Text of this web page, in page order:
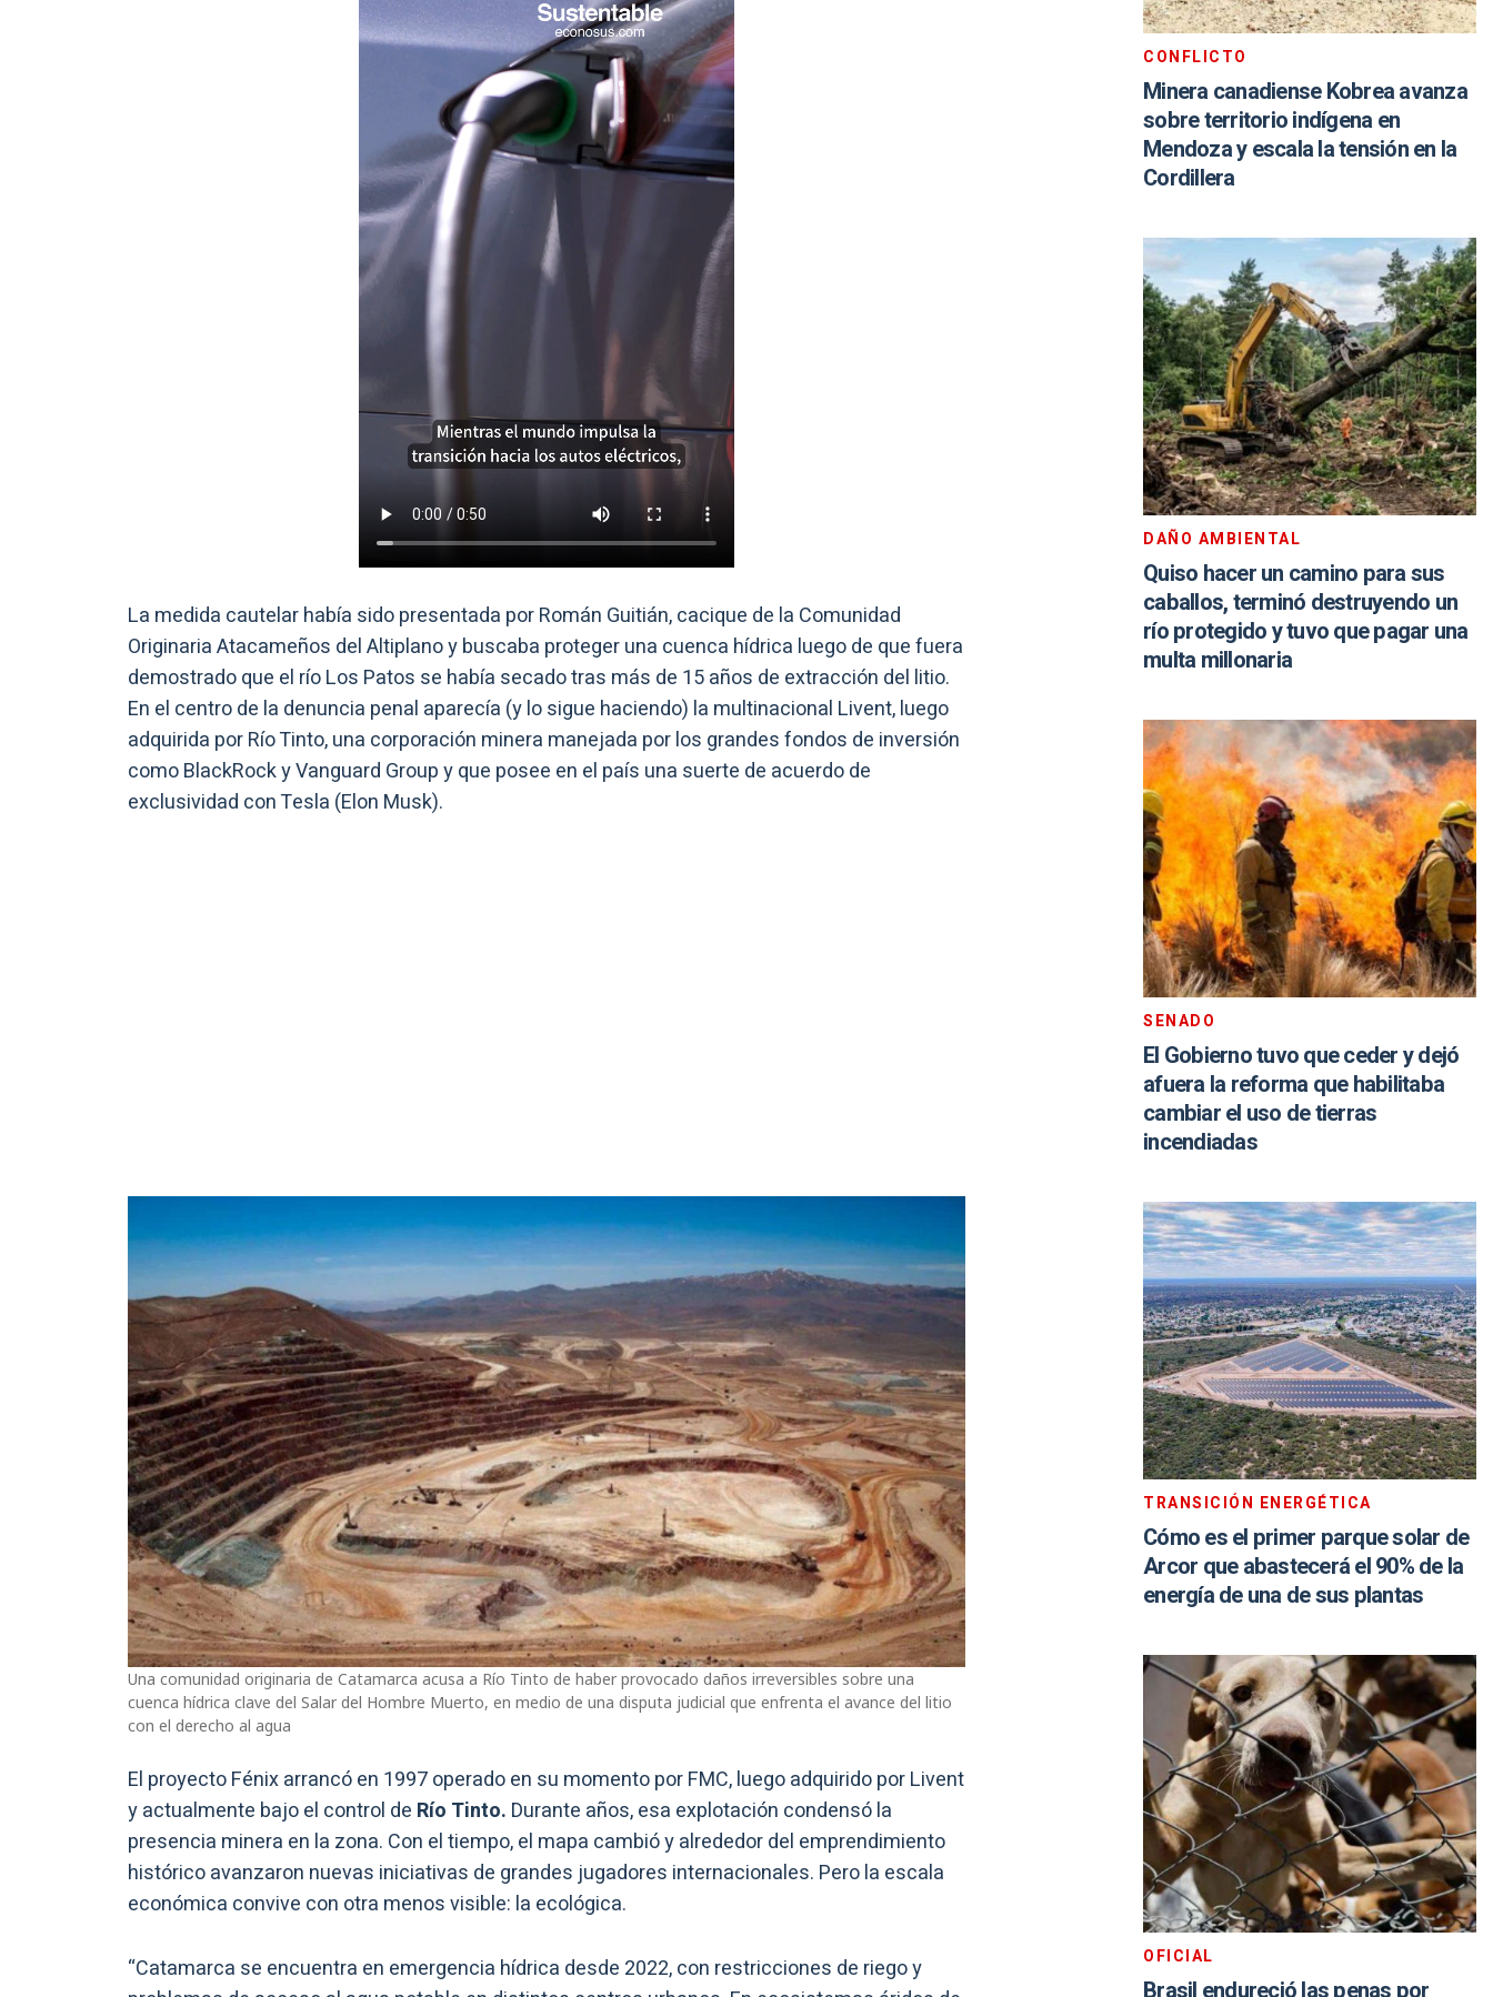
La medida cautelar había sido presentada por Román Guitián, cacique de la Comunidad
Originaria Atacameños del Altiplano y buscaba proteger una cuenca hídrica luego de que fuera
demostrado que el río Los Patos se había secado tras más de 15 años de extracción del litio.
En el centro de la denuncia penal aparecía (y lo sigue haciendo) la multinacional Livent, luego
adquirida por Río Tinto, una corporación minera manejada por los grandes fondos de inversión
como BlackRock y Vanguard Group y que posee en el país una suerte de acuerdo de
exclusividad con Tesla (Elon Musk).
Una comunidad originaria de Catamarca acusa a Río Tinto de haber provocado daños irreversibles sobre una
cuenca hídrica clave del Salar del Hombre Muerto, en medio de una disputa judicial que enfrenta el avance del litio
con el derecho al agua
El proyecto Fénix arrancó en 1997 operado en su momento por FMC, luego adquirido por Livent
y actualmente bajo el control de Río Tinto. Durante años, esa explotación condensó la
presencia minera en la zona. Con el tiempo, el mapa cambió y alrededor del emprendimiento
histórico avanzaron nuevas iniciativas de grandes jugadores internacionales. Pero la escala
económica convive con otra menos visible: la ecológica.
“Catamarca se encuentra en emergencia hídrica desde 2022, con restricciones de riego y
CONFLICTO
Minera canadiense Kobrea avanza
sobre territorio indígena en
Mendoza y escala la tensión en la
Cordillera
DAÑO AMBIENTAL
Quiso hacer un camino para sus
caballos, terminó destruyendo un
río protegido y tuvo que pagar una
multa millonaria
SENADO
El Gobierno tuvo que ceder y dejó
afuera la reforma que habilitaba
cambiar el uso de tierras
incendiadas
TRANSICIÓN ENERGÉTICA
Cómo es el primer parque solar de
Arcor que abastecerá el 90% de la
energía de una de sus plantas
OFICIAL